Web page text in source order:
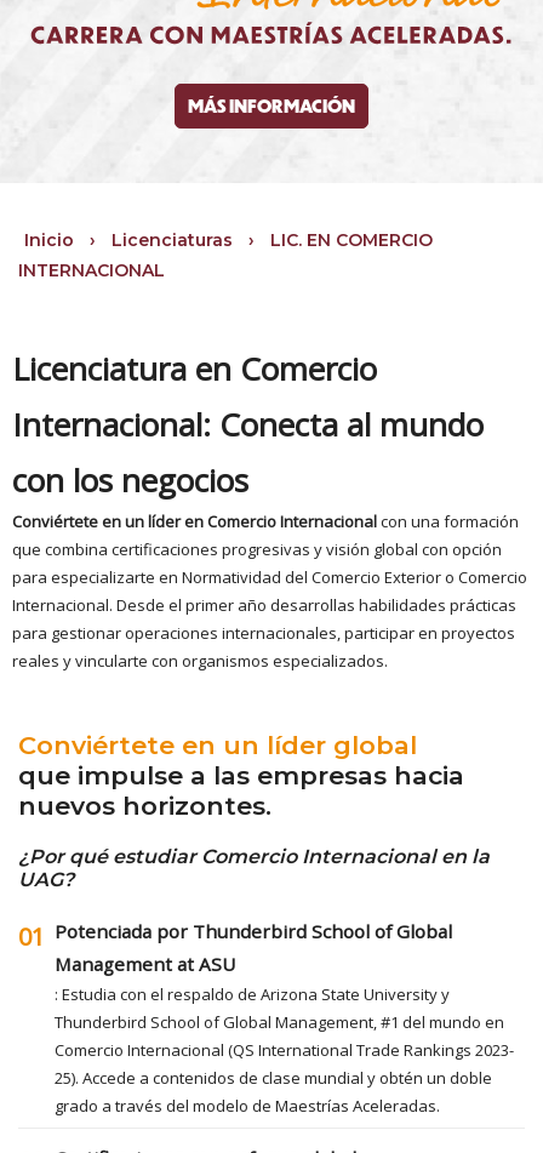
MÁS INFORMACIÓN
Inicio › Licenciaturas ›
LIC. EN COMERCIO
INTERNACIONAL
Licenciatura en Comercio
Internacional: Conecta al mundo
con los negocios
Conviértete en un líder en Comercio Internacionalcon una formación
que combina certificaciones progresivas y visión global con opción
para especializarte en Normatividad del Comercio Exterior o Comercio
Internacional. Desde el primer año desarrollas habilidades prácticas
para gestionar operaciones internacionales, participar en proyectos
reales y vincularte con organismos especializados.
Conviértete en un líder global
que impulse a las empresas hacia
nuevos horizontes.
¿Por qué estudiar Comercio Internacional en la
UAG?
01 Potenciada por Thunderbird School of Global
Management at ASU
: Estudia con el respaldo de Arizona State University y
Thunderbird School of Global Management, #1 del mundo en
Comercio Internacional (QS International Trade Rankings 2023-
25). Accede a contenidos de clase mundial y obtén un doble
grado a través del modelo de Maestrías Aceleradas.